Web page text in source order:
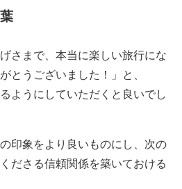
さまで、本当に楽しい旅行にな
とうございました！」と、
ようにしていただくと良いでし
印象をより良いものにし、次の
ださる信頼関係を築いておける